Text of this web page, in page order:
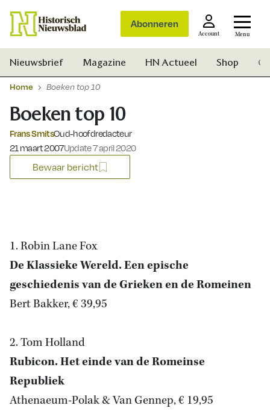
Abonneren
Account Menu
Nieuwsbrief Magazine HN Actueel Shop
Home Boeken top 10
Boeken top 10
Frans SmitsOud-hoofdredacteur
Gepubliceerd op:
21 maart 2007Update 7 april 2020
Bewaar bericht
1. Robin Lane Fox
De Klassieke Wereld. Een epische
geschiedenis van de Grieken en de Romeinen
Bert Bakker, € 39,95
2. Tom Holland
Rubicon. Het einde van de Romeinse
Republiek
Athenaeum-Polak & Van Gennep, € 19,95